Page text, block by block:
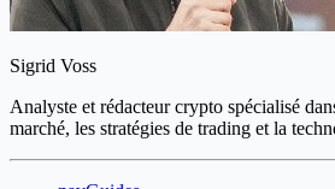
Sigrid Voss
Analyste et rédacteur crypto spécialisé
marché, les stratégies de trading et la